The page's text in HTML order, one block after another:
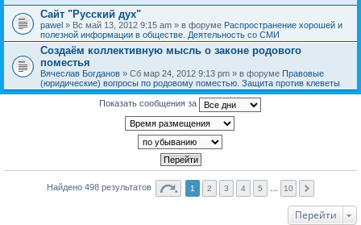
Сайт "Русский дух"
pawel » Вс май 13, 2012 9:15 am » в форуме Распространение хорошей и
полезной информации в обществе. Деятельность со СМИ
Создаём коллективную мысль о законе родового
поместья
Вячеслав Богданов » Сб мар 24, 2012 9:13 pm » в форуме Правовые
(юридические) вопросы по родовому поместью. Защита против клеветы
Показать сообщения за
Найдено 498 результатов 1 2 3 4 5 10
Перейти